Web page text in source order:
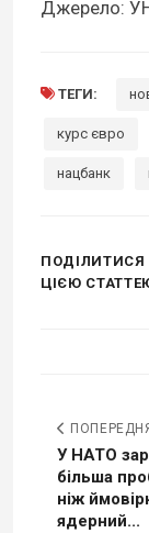
Джерело:
ТЕГИ:
курс євро
нацбанк
ПОДІЛИТИСЯ
ЦІЄЮ
У НАТО
більша
ніж
ядерний...